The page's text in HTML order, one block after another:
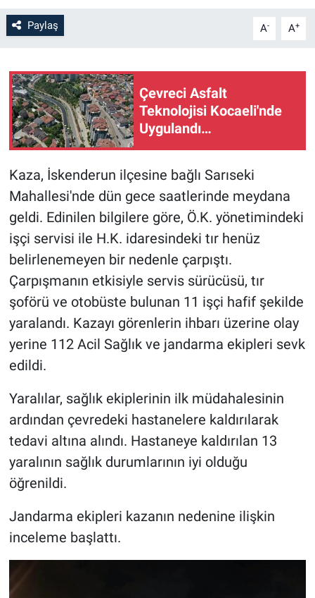
Paylaş A- A+
Çevreci Asfalt
Teknolojisi Kocaeli'nde
Uygulandı…
Kaza, İskenderun ilçesine bağlı Sarıseki
Mahallesi'nde dün gece saatlerinde meydana
geldi. Edinilen bilgilere göre, Ö.K. yönetimindeki
işçi servisi ile H.K. idaresindeki tır henüz
belirlenemeyen bir nedenle çarpıştı.
Çarpışmanın etkisiyle servis sürücüsü, tır
şoförü ve otobüste bulunan 11 işçi hafif şekilde
yaralandı. Kazayı görenlerin ihbarı üzerine olay
yerine 112 Acil Sağlık ve jandarma ekipleri sevk
edildi.
Yaralılar, sağlık ekiplerinin ilk müdahalesinin
ardından çevredeki hastanelere kaldırılarak
tedavi altına alındı. Hastaneye kaldırılan 13
yaralının sağlık durumlarının iyi olduğu
öğrenildi.
Jandarma ekipleri kazanın nedenine ilişkin
inceleme başlattı.